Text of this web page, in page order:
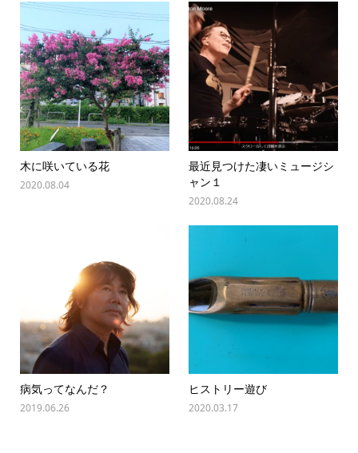
木に咲いている花
2020.08.04
最近見つけた凄いミュージシ
ャン１
2020.08.24
病気ってなんだ？
2019.06.26
ヒストリー遊び
2020.03.17